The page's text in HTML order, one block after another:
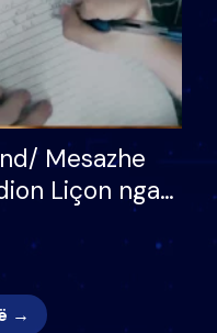
Mesazhe
Liçon nga
moderatori
meritoj…
→